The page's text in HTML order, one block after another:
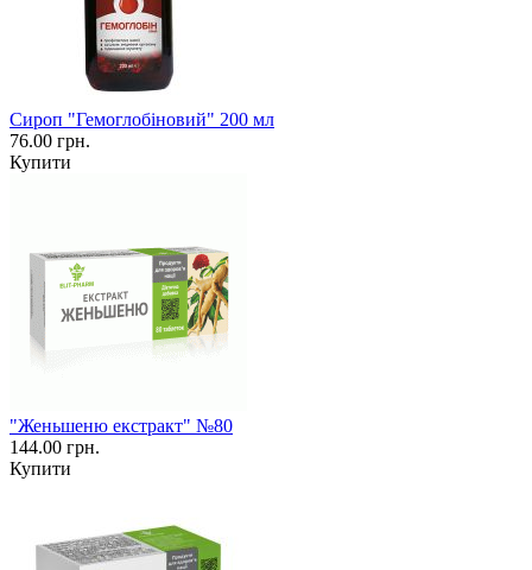
Сироп "Гемоглобіновий" 200 мл
76.00 грн.
Купити
"Женьшеню екстракт" №80
144.00 грн.
Купити